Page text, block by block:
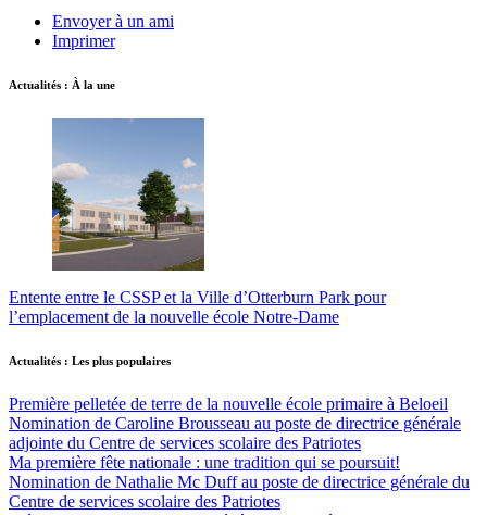
Envoyer à un ami
Imprimer
Actualités : À la une
Entente entre le CSSP et la Ville d’Otterburn Park pour
l’emplacement de la nouvelle école Notre-Dame
Actualités : Les plus populaires
Première pelletée de terre de la nouvelle école primaire à Beloeil
Nomination de Caroline Brousseau au poste de directrice générale
adjointe du Centre de services scolaire des Patriotes
Ma première fête nationale : une tradition qui se poursuit!
Nomination de Nathalie Mc Duff au poste de directrice générale du
Centre de services scolaire des Patriotes